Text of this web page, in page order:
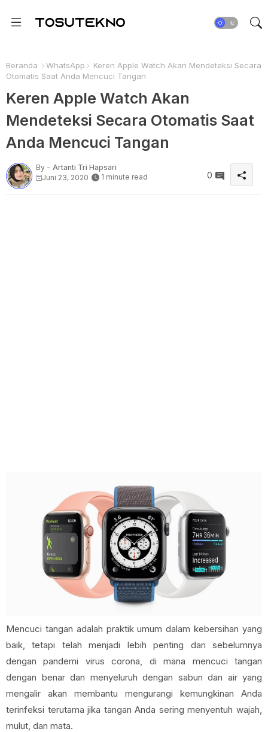
Beranda WhatsApp
Keren Apple Watch Akan Mendeteksi Secara
Otomatis Saat Anda Mencuci Tangan
Keren Apple Watch Akan
Mendeteksi Secara Otomatis Saat
Anda Mencuci Tangan
By - Artanti Tri Hapsari
Juni 23, 2020
1 minute read 0
Mencuci tangan adalah praktik umum dalam kebersihan yang
baik, tetapi telah menjadi lebih penting dari sebelumnya
dengan pandemi virus corona, di mana mencuci tangan
dengan benar dan menyeluruh dengan sabun dan air yang
mengalir akan membantu mengurangi kemungkinan Anda
terinfeksi terutama jika tangan Anda sering menyentuh wajah,
mulut, dan mata.